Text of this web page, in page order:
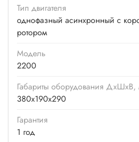
Тип двигателя
однофазный асинхронный с
ротором
Модель
2200
Габариты оборудования
380х190х290
Гарантия
1 год